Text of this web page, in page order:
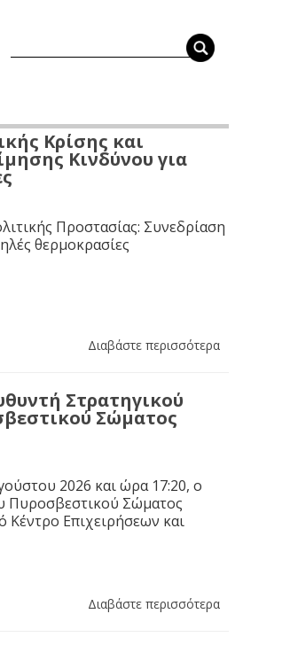
Κρίσης και
Κινδύνου για
Προστασίας: Συνεδρίαση
θερμοκρασίες
Διαβάστε περισσότερα
Στρατηγικού
Σώματος
2026 και ώρα 17:20, ο
Πυροσβεστικού Σώματος
Κέντρο Επιχειρήσεων και
Διαβάστε περισσότερα